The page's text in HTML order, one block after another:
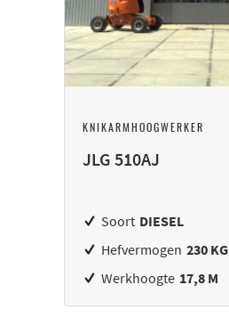
KNIKARMHOOGWERKER
JLG 510AJ
Soort DIESEL
Hefvermogen 230 KG
Werkhoogte 17,8 M